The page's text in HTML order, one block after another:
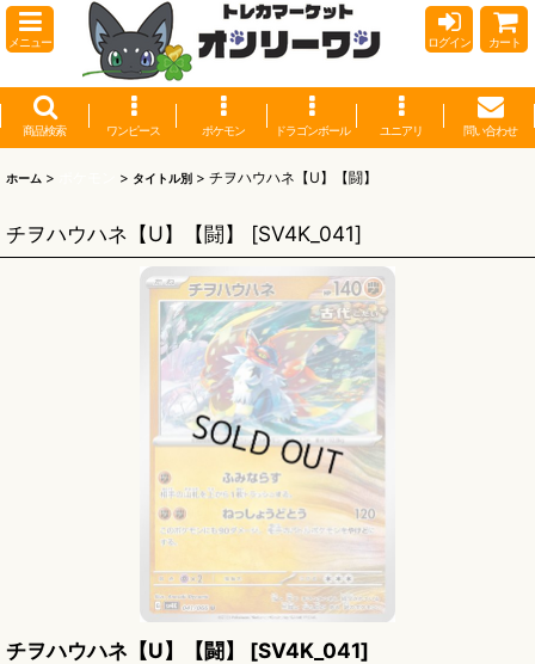
メニュー ログイン カート
商品検索 ワンピース ポケモン ドラゴンボール ユニアリ 問い合わせ
ホーム > > タイトル別 > チヲハウハネ【U】【闘】
チヲハウハネ【U】【闘】 [SV4K_041]
チヲハウハネ【U】【闘】 [SV4K_041]